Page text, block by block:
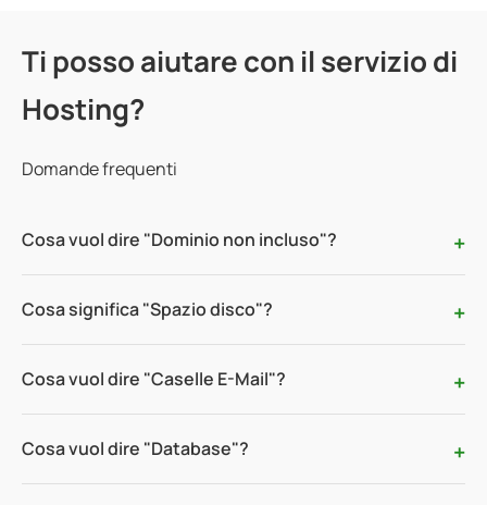
Ti posso aiutare con il servizio di
Hosting?
Domande frequenti
Cosa vuol dire "Dominio non incluso"?
Cosa significa "Spazio disco"?
Cosa vuol dire "Caselle E-Mail"?
Cosa vuol dire "Database"?